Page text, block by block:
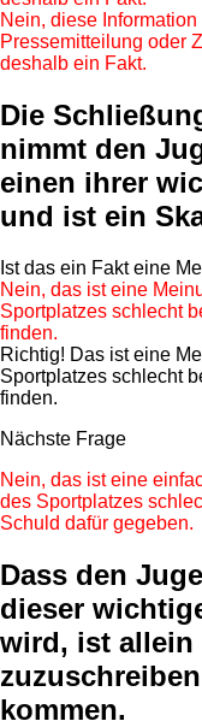
Nein, diese
Pressemitteilung oder
deshalb ein Fakt.
Die
nimmt den
einen ihrer
und ist ein
Ist das ein Fakteine
Nein, das ist eine
Sportplatzes schlecht
finden.
Richtig! Das ist eine
Sportplatzes schlecht
finden.
Nächste Frage
Nein, das ist eine
des Sportplatzes
Schuld dafür gegeben.
Dass den
dieser
wird, ist allein
kommen.